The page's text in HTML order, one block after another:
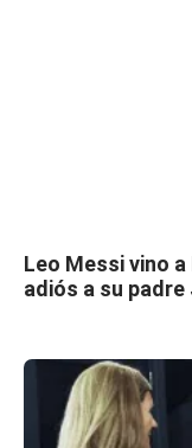
Leo Messi vino
adiós a su